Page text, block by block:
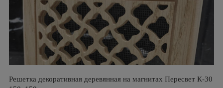
Решетка декоративная деревянная на магнитах Пересвет К-30